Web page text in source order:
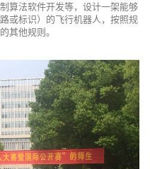
算法软件开发等，设计一架能够
或标识）的飞行机器人，按照规
其他规则。